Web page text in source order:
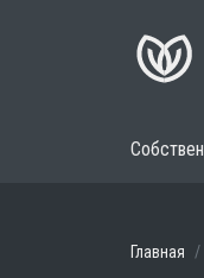
Главная